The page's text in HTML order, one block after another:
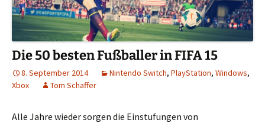
Die 50 besten Fußballer in FIFA 15
8. September 2014 Nintendo Switch, PlayStation, Windows,
Xbox
Tom Schaffer
Alle Jahre wieder sorgen die Einstufungen von